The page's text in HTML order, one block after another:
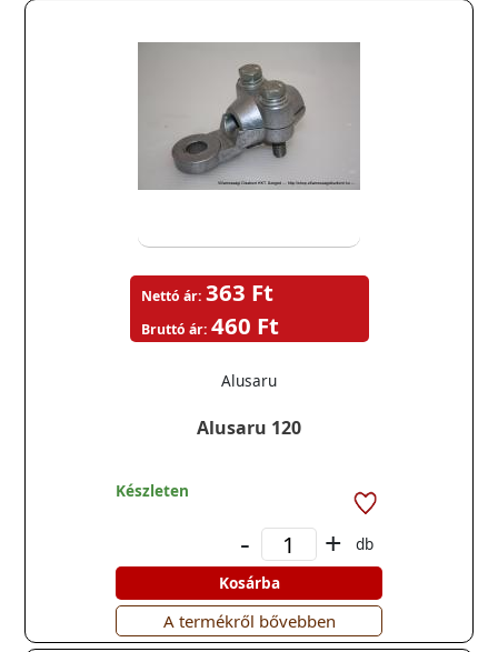
Alusaru 120
Alusaru
Nettó ár: 363 Ft
Bruttó ár: 460 Ft
Készleten
- +
db
Kosárba
A termékről bővebben